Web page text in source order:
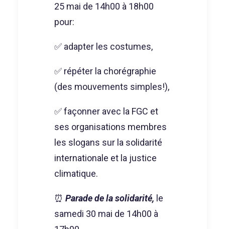
25 mai de 14h00 à 18h00
pour:
✅ adapter les costumes,
✅ répéter la chorégraphie
(des mouvements simples!),
✅ façonner avec la FGC et
ses organisations membres
les slogans sur la solidarité
internationale et la justice
climatique.
⏰ Parade de la solidarité, le
samedi 30 mai de 14h00 à